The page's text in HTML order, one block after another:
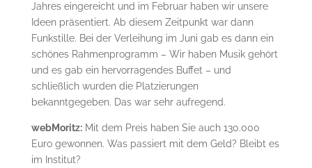
Jahres eingereicht und im Februar haben wir unsere
Ideen präsentiert. Ab diesem Zeitpunkt war dann
Funkstille. Bei der Verleihung im Juni gab es dann ein
schönes Rahmenprogramm – Wir haben Musik gehört
und es gab ein hervorragendes Buffet – und
schließlich wurden die Platzierungen
bekanntgegeben. Das war sehr aufregend.
webMoritz:Mit dem Preis haben Sie auch 130.000
Euro gewonnen. Was passiert mit dem Geld? Bleibt es
im Institut?